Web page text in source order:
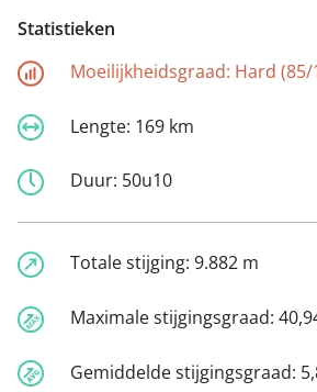
Statistieken
Moeilijkheidsgraad: Hard (85/
Lengte: 169 km
Duur: 50u10
Totale stijging: 9.882 m
Maximale stijgingsgraad:
Gemiddelde stijgingsgraad: